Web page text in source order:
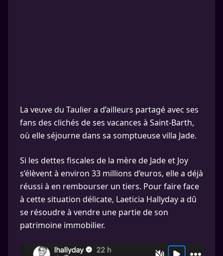
La veuve du Taulier a d’ailleurs partagé avec ses
fans des clichés de ses vacances à Saint-Barth,
où elle séjourne dans sa somptueuse villa Jade.
Si les dettes fiscales de la mère de Jade et Joy
s’élèvent à environ 33 millions d’euros, elle a déjà
réussi à en rembourser un tiers. Pour faire face
à cette situation délicate, Laeticia Hallyday a dû
se résoudre à vendre une partie de son
patrimoine immobilier.